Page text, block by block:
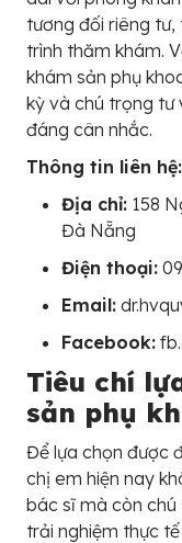
tương đối riêng
trình thăm khám.
khám sản phụ
kỳ và chú trọng tư
đáng cân nhắc.
Thông tin liên hệ:
Địa chỉ: 158
Đà Nẵng
Điện thoại:
Email:
Facebook:
Tiêu chí
sản phụ
Để lựa chọn được
chị em hiện nay
bác sĩ mà còn
trải nghiệm thực